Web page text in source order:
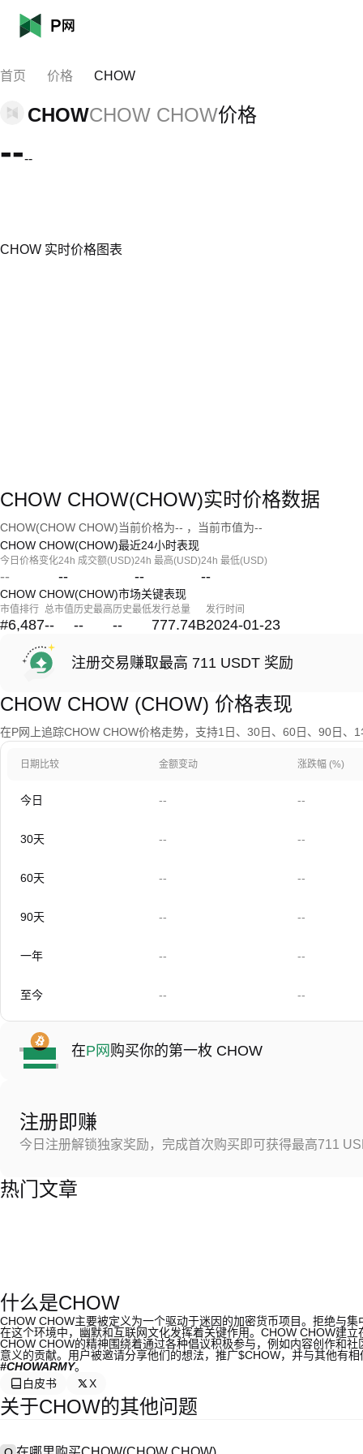
首页 价格 CHOW
CHOWCHOW CHOW价格
----
CHOW 实时价格图表
CHOW CHOW(CHOW)实时价格数据
CHOW(CHOW CHOW)当前价格为-- ，当前市值为--
CHOW CHOW(CHOW)最近24小时表现
今日价格变化
--
24h 成交额(USD)
--
24h 最高(USD)
--
24h 最低(USD)
--
CHOW CHOW(CHOW)市场关键表现
市值排行
#6,487
总市值
--
历史最高
--
历史最低
--
发行总量
777.74B
发行时间
2024-01-23
注册交易赚取最高 711 USDT 奖励
CHOW CHOW (CHOW) 价格表现
在P网上追踪CHOW CHOW价格走势，支持1日、30日、60日、90日、
日期比较 金额变动 涨跌幅 (%)
今日 -- --
30天 -- --
60天 -- --
90天 -- --
一年 -- --
至今 -- --
在P网 购买你的第一枚 CHOW
注册即赚
今日注册解锁独家奖励，完成首次购买即可获得最高711
热门文章
什么是CHOW
CHOW CHOW主要被定义为一个驱动于迷因的加密货币项目。拒绝与
在这个环境中，幽默和互联网文化发挥着关键作用。CHOW CHOW建
CHOW CHOW的精神围绕着通过各种倡议积极参与，例如内容创作和
意义的贡献。用户被邀请分享他们的想法，推广$CHOW，并与其他有
#CHOWARMY。
白皮书
X
关于CHOW的其他问题